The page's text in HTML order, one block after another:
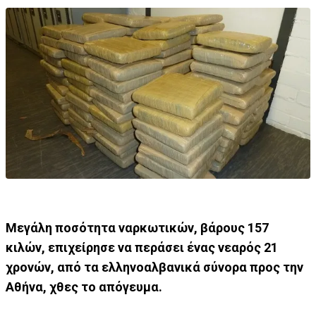
Μεγάλη ποσότητα ναρκωτικών, βάρους 157
κιλών, επιχείρησε να περάσει ένας νεαρός 21
χρoνών, από τα ελληνοαλβανικά σύνορα προς την
Αθήνα, χθες το απόγευμα.